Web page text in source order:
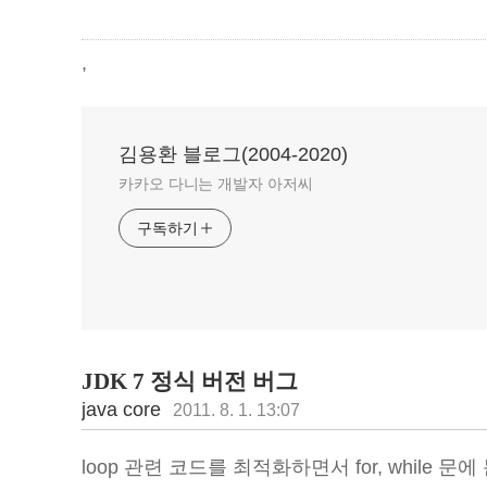
,
김용환 블로그(2004-2020)
카카오 다니는 개발자 아저씨
구독하기
JDK 7 정식 버전 버그
java core 2011. 8. 1. 13:07
loop 관련 코드를 최적화하면서 for, while 문